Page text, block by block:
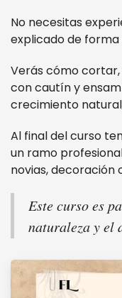
No necesitas
explicado de forma
Verás cómo
con cautín y
crecimiento
Al final del curso
un ramo
novias, decoración
Este curso es
naturaleza y el